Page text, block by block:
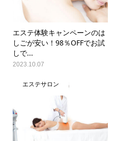
エステ体験キャンペーンのは
しごが安い！98％OFFでお試
しで...
2023.10.07
エステサロン